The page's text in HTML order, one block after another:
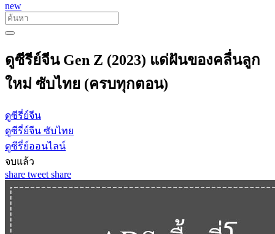
new
ดูซีรีย์จีน Gen Z (2023) แด่ฝันของคลื่นลูก
ใหม่ ซับไทย (ครบทุกตอน)
ดูซีรี่ย์จีน
ดูซีรี่ย์จีน ซับไทย
ดูซีรี่ย์ออนไลน์
จบแล้ว
share tweet share